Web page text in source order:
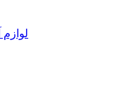
لوازم